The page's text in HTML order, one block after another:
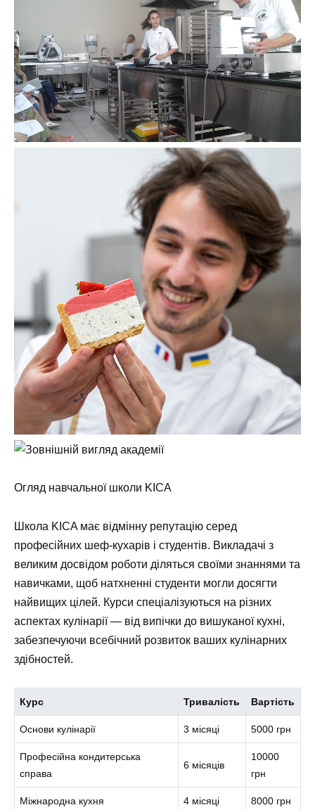
Огляд навчальної школи KICA
Школа KICA має відмінну репутацію серед
професійних шеф-кухарів і студентів. Викладачі з
великим досвідом роботи діляться своїми знаннями та
навичками, щоб натхненні студенти могли досягти
найвищих цілей. Курси спеціалізуються на різних
аспектах кулінарії — від випічки до вишуканої кухні,
забезпечуючи всебічний розвиток ваших кулінарних
здібностей.
Курс Тривалість Вартість
Основи кулінарії 3 місяці 5000 грн
Професійна кондитерська
справа
6 місяців
10000
грн
Міжнародна кухня 4 місяці 8000 грн